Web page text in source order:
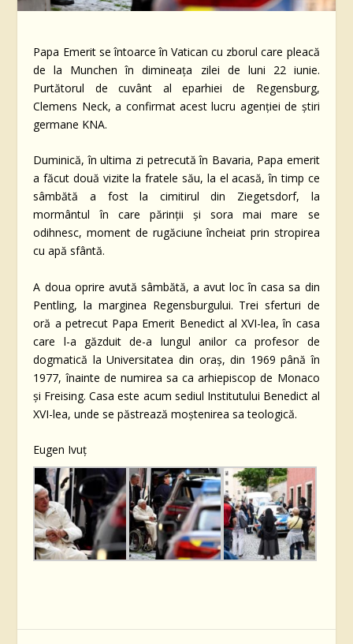
Papa Emerit se întoarce în Vatican cu zborul care pleacă
de la Munchen în dimineața zilei de luni 22 iunie.
Purtătorul de cuvânt al eparhiei de Regensburg,
Clemens Neck, a confirmat acest lucru agenției de știri
germane KNA.
Duminică, în ultima zi petrecută în Bavaria, Papa emerit
a făcut două vizite la fratele său, la el acasă, în timp ce
sâmbătă a fost la cimitirul din Ziegetsdorf, la
mormântul în care părinții și sora mai mare se
odihnesc, moment de rugăciune încheiat prin stropirea
cu apă sfântă.
A doua oprire avută sâmbătă, a avut loc în casa sa din
Pentling, la marginea Regensburgului. Trei sferturi de
oră a petrecut Papa Emerit Benedict al XVI-lea, în casa
care l-a găzduit de-a lungul anilor ca profesor de
dogmatică la Universitatea din oraș, din 1969 până în
1977, înainte de numirea sa ca arhiepiscop de Monaco
și Freising. Casa este acum sediul Institutului Benedict al
XVI-lea, unde se păstrează moștenirea sa teologică.
Eugen Ivuț